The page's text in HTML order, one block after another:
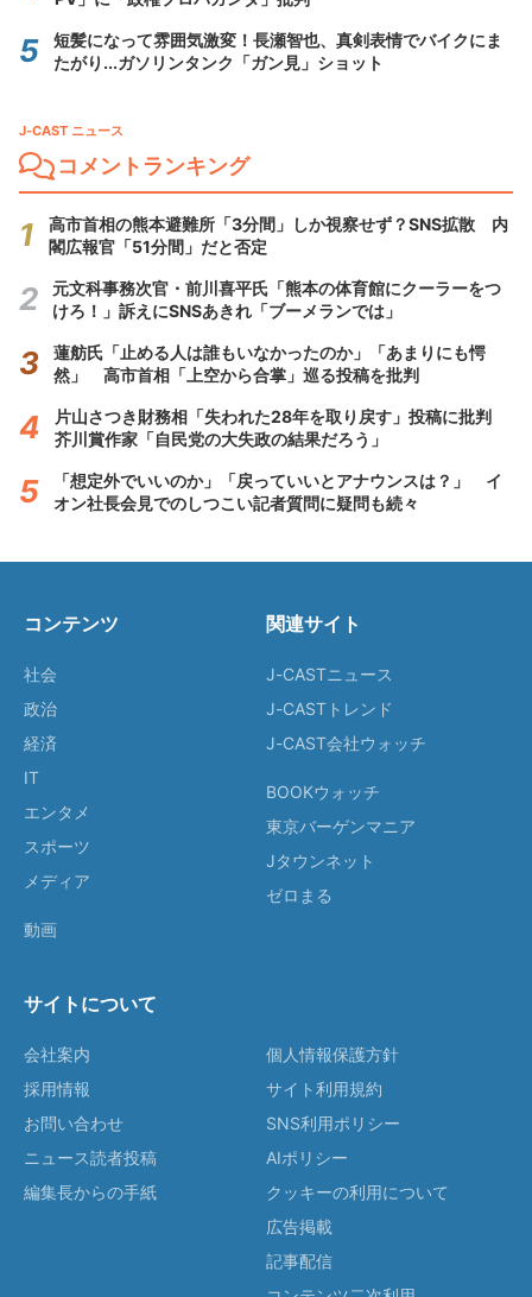
短髪になって雰囲気激変！長瀬智也、真剣表情でバイクにま
たがり...ガソリンタンク「ガン見」ショット
J-CAST ニュース
コメントランキング
高市首相の熊本避難所「3分間」しか視察せず？SNS拡散 内
閣広報官「51分間」だと否定
元文科事務次官・前川喜平氏「熊本の体育館にクーラーをつ
けろ！」訴えにSNSあきれ「ブーメランでは」
蓮舫氏「止める人は誰もいなかったのか」「あまりにも愕
然」 高市首相「上空から合掌」巡る投稿を批判
片山さつき財務相「失われた28年を取り戻す」投稿に批判
芥川賞作家「自民党の大失政の結果だろう」
「想定外でいいのか」「戻っていいとアナウンスは？」 イ
オン社長会見でのしつこい記者質問に疑問も続々
コンテンツ
社会
政治
経済
IT
エンタメ
スポーツ
メディア
動画
関連サイト
J-CASTニュース
J-CASTトレンド
J-CAST会社ウォッチ
BOOKウォッチ
東京バーゲンマニア
Jタウンネット
ゼロまる
サイトについて
会社案内
採用情報
お問い合わせ
ニュース読者投稿
編集長からの手紙
個人情報保護方針
サイト利用規約
SNS利用ポリシー
AIポリシー
クッキーの利用について
広告掲載
記事配信